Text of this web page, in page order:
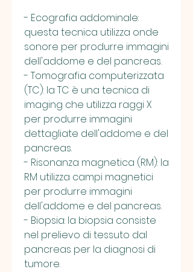
- Ecografia addominale:
questa tecnica utilizza onde
sonore per produrre immagini
dell'addome e del pancreas.
- Tomografia computerizzata
(TC): la TC è una tecnica di
imaging che utilizza raggi X
per produrre immagini
dettagliate dell'addome e del
pancreas.
- Risonanza magnetica (RM): la
RM utilizza campi magnetici
per produrre immagini
dell'addome e del pancreas.
- Biopsia: la biopsia consiste
nel prelievo di tessuto dal
pancreas per la diagnosi di
tumore.